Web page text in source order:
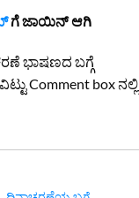
ಗೆ ಜಾಯಿನ್ ಆಗಿ
ಭಾಷಣದ ಬಗ್ಗೆ
Comment box ನಲ್ಲಿ